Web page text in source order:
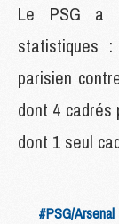
Le PSG a
statistiques
parisien
dont 4
dont 1 seul
#PSG/Arsenal